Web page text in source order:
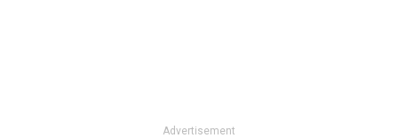
Advertisement